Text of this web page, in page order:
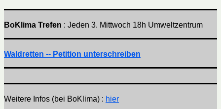
BoKlima Trefen : Jeden 3. Mittwoch 18h Umweltzentrum
Waldretten -- Petition unterschreiben
Weitere Infos (bei BoKlima) : hier